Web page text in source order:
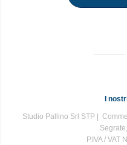
I
Studio Pallino Srl STP |
P.IVA / VAT